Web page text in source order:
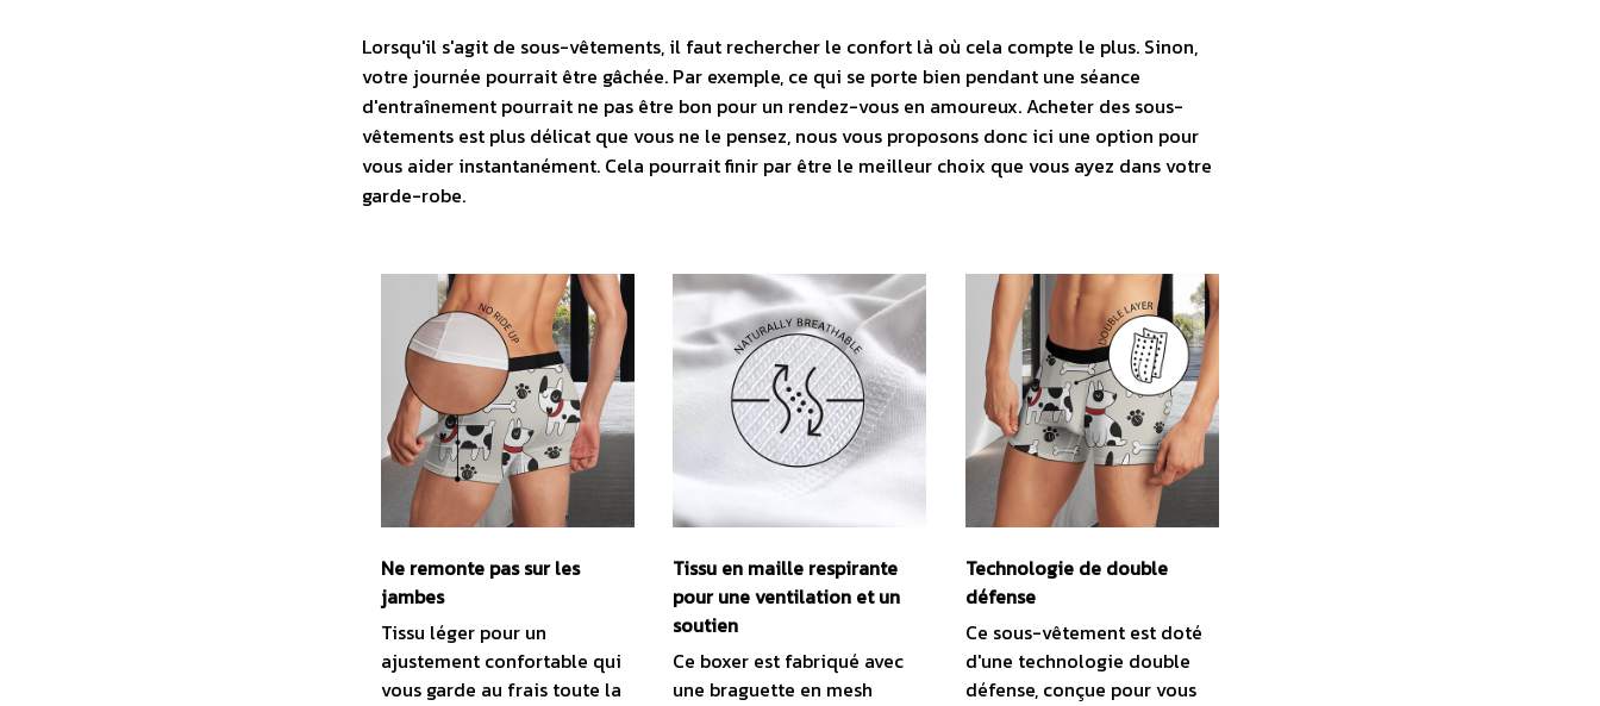
Lorsqu'il s'agit de sous-vêtements, il faut rechercher le confort là où cela compte le plus. Sinon,
votre journée pourrait être gâchée. Par exemple, ce qui se porte bien pendant une séance
d'entraînement pourrait ne pas être bon pour un rendez-vous en amoureux. Acheter des sous-
vêtements est plus délicat que vous ne le pensez, nous vous proposons donc ici une option pour
vous aider instantanément. Cela pourrait finir par être le meilleur choix que vous ayez dans votre
garde-robe.
Ne remonte pas sur les
jambes
Tissu léger pour un
ajustement confortable qui
vous garde au frais toute la
Tissu en maille respirante
pour une ventilation et un
soutien
Ce boxer est fabriqué avec
une braguette en mesh
Technologie de double
défense
Ce sous-vêtement est doté
d'une technologie double
défense, conçue pour vous